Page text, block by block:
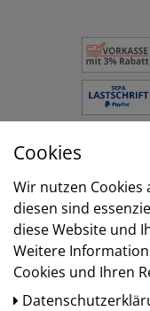
Versand
Cookies
Wir nutzen Cookies
diesen sind
diese Website und
Weitere
Cookies und Ihren